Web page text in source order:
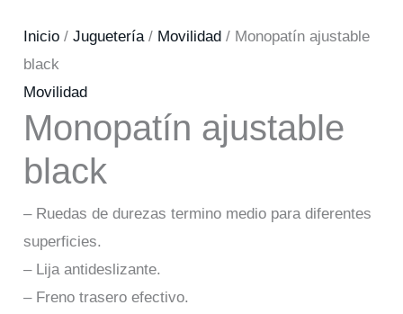
Inicio /Juguetería/ Movilidad / Monopatín ajustable
black
Movilidad
Monopatín ajustable
black
– Ruedas de durezas termino medio para diferentes
superficies.
– Lija antideslizante.
– Freno trasero efectivo.